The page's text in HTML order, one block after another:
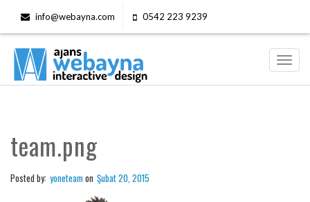
info@webayna.com 0542 223 9239
team.png
Posted by: yoneteam on Şubat 20, 2015